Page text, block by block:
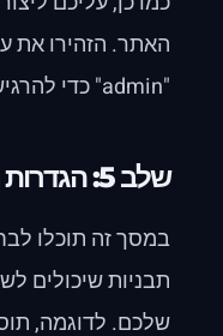
האתר. הזהירו
"admin" כדי להרגיש בטוחים יותר.
שלב 5: הגדרות נוספות (אופציונלי)
במסך זה תוכלו
תבניות שיכולים
שלכם. לדוגמה,